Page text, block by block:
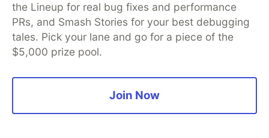
Nas primeiras horas sem Copilot senti muita falta!
Já estava acostumado com a ideia de digitar o
nome de uma função e ver o código sendo
gerado. Mas logo me readaptei à forma que
Ainda não sei se (ou quando) vou voltar a utilizar
the Lineup for real bug fixes and performance
PRs, and Smash Stories for your best debugging
tales. Pick your lane and go for a piece of the
$5,000 prize pool.
Join Now